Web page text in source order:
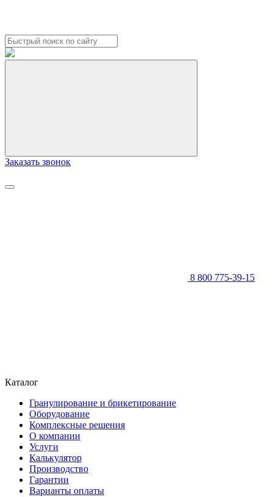
Заказать звонок
8 800 775-39-15
Каталог
Гранулирование и брикетирование
Оборудование
Комплексные решения
О компании
Услуги
Калькулятор
Производство
Гарантии
Варианты оплаты